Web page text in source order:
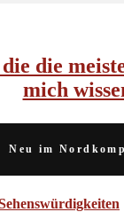
die
mich
Neu im